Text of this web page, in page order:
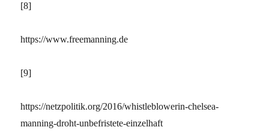
[8]
https://www.freemanning.de
[9]
https://netzpolitik.org/2016/whistleblowerin-chelsea-
manning-droht-unbefristete-einzelhaft